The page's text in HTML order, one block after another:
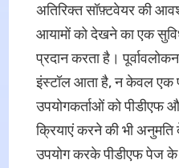
अतिरिक्त सॉफ़्टवेयर की
आयामों को देखने का एक
प्रदान करता है।
इंस्टॉल आता है, न केवल एक
उपयोगकर्ताओं को पीडीएफ
क्रियाएं करने की भी अनुमति
उपयोग करके पीडीएफ पेज